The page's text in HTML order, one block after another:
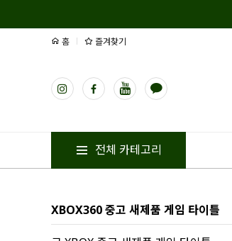
홈 즐겨찾기
전체 카테고리
XBOX360 중고 새제품 게임 타이틀